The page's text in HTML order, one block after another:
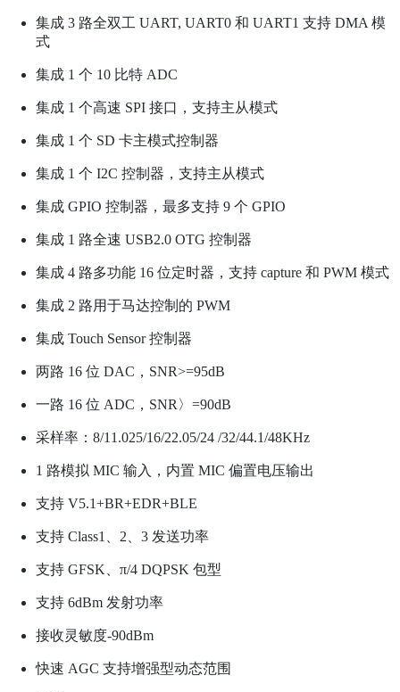
集成 3 路全双工 UART, UART0 和 UART1 支持 DMA 模
式
集成 1 个 10 比特 ADC
集成 1 个高速 SPI 接口，支持主从模式
集成 1 个 SD 卡主模式控制器
集成 1 个 I2C 控制器，支持主从模式
集成 GPIO 控制器，最多支持 9 个 GPIO
集成 1 路全速 USB2.0 OTG 控制器
集成 4 路多功能 16 位定时器，支持 capture 和 PWM 模式
集成 2 路用于马达控制的 PWM
集成 Touch Sensor 控制器
两路 16 位 DAC，SNR>=95dB
一路 16 位 ADC，SNR〉=90dB
采样率：8/11.025/16/22.05/24 /32/44.1/48KHz
1 路模拟 MIC 输入，内置 MIC 偏置电压输出
支持 V5.1+BR+EDR+BLE
支持 Class1、2、3 发送功率
支持 GFSK、π/4 DQPSK 包型
支持 6dBm 发射功率
接收灵敏度-90dBm
快速 AGC 支持增强型动态范围